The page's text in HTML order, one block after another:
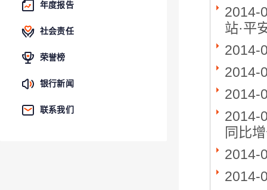
年度报告
社会责任
荣誉榜
银行新闻
联系我们
2014-
站·平
2014-
2014-
2014-
2014-
同比
2014-
2014-